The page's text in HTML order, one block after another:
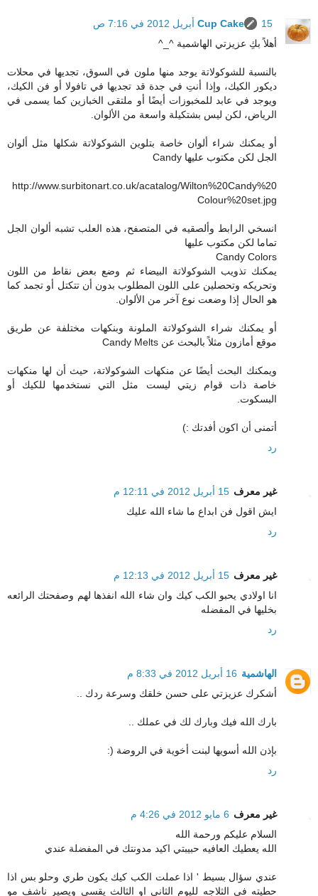
Cup Cake
15 أبريل 2012 في 7:16 ص
أهلاً بكِ عزيزتي الهاشمية ^_^
بالنسبة للشوكولاتة يوجد منها ملون في السوق، تجديها في محلات
ديكور الكيك، وإذا أنتِ في جدة قد تجديها في تافولا أو فن الكيك،
ويوجد في عابد للمخبوزات أيضًا أو ملتقى الخبازين كما يسمى في
الرياض، لكن ليس بشتكيلة واسعة من الألوان.
أو يمكنك شراء ألوان خاصة بتلوين الشوكولاتة شكلها مثل ألوان
الجل لكن مكتوب عليها Candy
http://www.surbitonart.co.uk/acatalog/Wilton%20Candy%20
Colour%20set.jpg
انسخي الرابط وألصقيه في المتصفح، هذه العلب تشبه ألوان الجل
تماما لكن مكتوب عليها
Candy Colors
يمكنك تذويب الشوكولاتة البيضاء ثم وضع بعض نقاط من اللون
وتحريكه وتحصلين على اللون المطلوب بدون أن تتكتل أو تجمد كما
هو الحال إذا وضعت نوع آخر من الألوان.
أو يمكنك شراء الشوكولاتة الملونة وبنكهات مختلفة عن طريق
موقع أمازون مثلاً بالبحث عن Candy Melts
ويمكنك البحث أيضًا عن منكهات الشوكولاتة، حيث أن لها منكهات
خاصة ذات قوام زيتي ليست مثل التي نستخدمها للكيك أو
البسكوت.
أتمنى أن اكون أفدتك :)
رد
غير معرف 15 أبريل 2012 في 12:11 م
ايش اقول فن ابداع ما شاء الله عليك
رد
غير معرف 15 أبريل 2012 في 12:13 م
انا اولادي يحبو الكب كيك وان شاء الله انفذها لهم وصفحتك الرائعه
بخليها في المفضله
رد
الهاشمية 16 أبريل 2012 في 8:33 م
أشكرك عزيزتي على حسن خلقك وسرعة ردك ..
بارك الله فيك وبارك لك في عملك ..
بإذن الله أسويها لبنت أخوية في الروضة (:
رد
غير معرف 6 مايو 2012 في 4:26 م
السلام عليكم ورحمة الله
الله يعطيك العافيه حبيبتي اكيد مدونتك في المفضلة عندي
عندي سؤال بسيط ' اذا عملت الكب كيك يكون طري وحلو بس اذا
حطيته في الثلاجه لليوم الثاني او الثالث يقسى ويصير ناشف مو